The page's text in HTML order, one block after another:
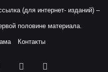
(для интернет- изданий) –
половине материала.
Контакты
YouTubeInstagram